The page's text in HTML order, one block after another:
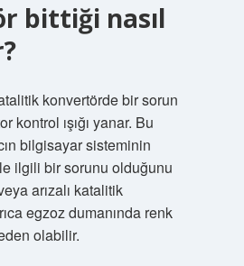
bittiği nasıl
konvertörde bir sorun
kontrol ışığı yanar. Bu
bilgisayar sisteminin
ilgili bir sorunu olduğunu
arızalı katalitik
egzoz dumanında renk
olabilir.